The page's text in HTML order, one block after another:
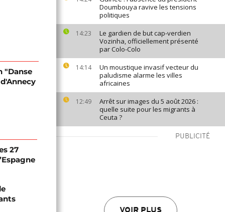
Doumbouya ravive les tensions
politiques
14:23
Le gardien de but cap-verdien
Vozinha, officiellement présenté
par Colo-Colo
14:14
Un moustique invasif vecteur du
paludisme alarme les villes
africaines
12:49
Arrêt sur images du 5 août 2026 :
quelle suite pour les migrants à
Ceuta ?
PUBLICITÉ
"Danse
27